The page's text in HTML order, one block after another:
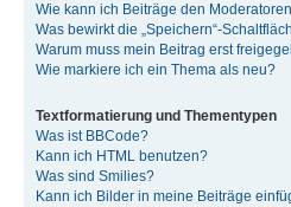
Wie kann ich Beiträge den
Was bewirkt die „Speichern“-
Warum muss mein Beitrag erst
Wie markiere ich ein Thema als neu?
Textformatierung und Thementypen
Was ist BBCode?
Kann ich HTML benutzen?
Was sind Smilies?
Kann ich Bilder in meine Beiträge